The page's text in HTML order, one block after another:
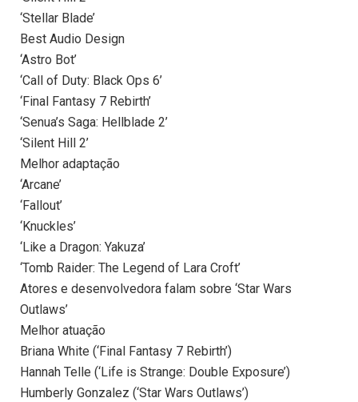
‘Stellar Blade’
Best Audio Design
‘Astro Bot’
‘Call of Duty: Black Ops 6’
‘Final Fantasy 7 Rebirth’
‘Senua’s Saga: Hellblade 2’
‘Silent Hill 2’
Melhor adaptação
‘Arcane’
‘Fallout’
‘Knuckles’
‘Like a Dragon: Yakuza’
‘Tomb Raider: The Legend of Lara Croft’
Atores e desenvolvedora falam sobre ‘Star Wars
Outlaws’
Melhor atuação
Briana White (‘Final Fantasy 7 Rebirth’)
Hannah Telle (‘Life is Strange: Double Exposure’)
Humberly Gonzalez (‘Star Wars Outlaws’)